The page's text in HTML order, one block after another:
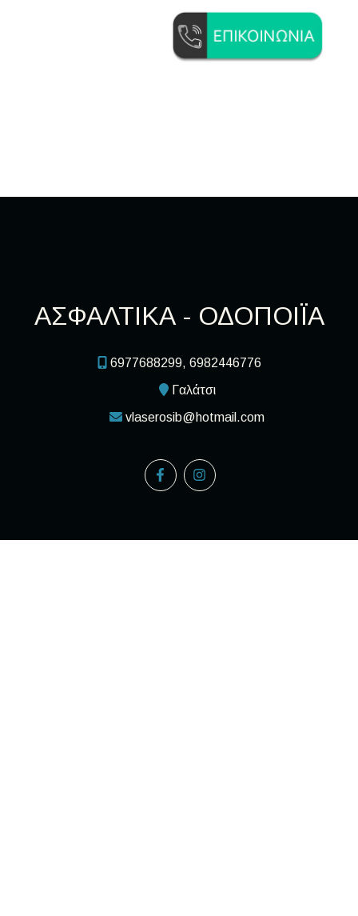
ΑΣΦΑΛΤΙΚΑ - ΟΔΟΠΟΙΪΑ
6977688299, 6982446776
Γαλάτσι
vlaserosib@hotmail.com